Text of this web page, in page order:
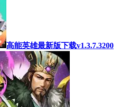
高能英雄最新版下载v1.3.7.3200